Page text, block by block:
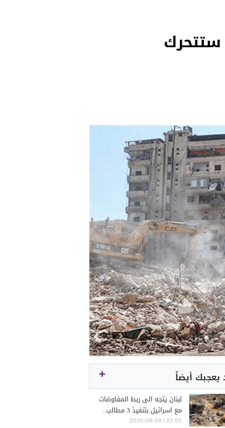
ستتحرك
يعجبك أيضاً
لبنان يتجه الى ربط المفاوضات
مع اسرائيل بتنفيذ 3 مطالب..
موفد أميركي رفيع في بيروت
22:05 | 2026-08-09